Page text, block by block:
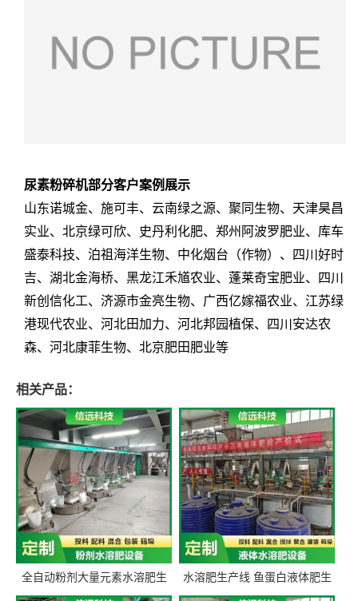
尿素粉碎机部分客户案例展示
山东诺城金、施可丰、云南绿之源、聚同生物、天津昊昌
实业、北京绿可欣、史丹利化肥、郑州阿波罗肥业、库车
盛泰科技、泊祖海洋生物、中化烟台（作物）、四川好时
吉、湖北金海桥、黑龙江禾馗农业、蓬莱奇宝肥业、四川
新创信化工、济源市金亮生物、广西亿嫁福农业、江苏绿
港现代农业、河北田加力、河北邦园植保、四川安达农
森、河北康菲生物、北京肥田肥业等
相关产品：
全自动粉剂大量元素水溶肥生
产设备 信远科技肥料生产设备
水溶肥生产线 鱼蛋白液体肥生
产设备 氨基酸液态肥全套设备